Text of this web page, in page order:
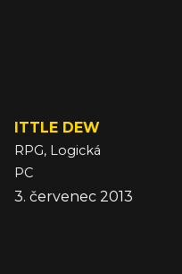
ITTLE DEW
RPG, Logická
PC
3. červenec 2013